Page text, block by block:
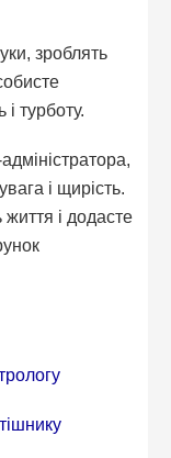
зроблять
турботу.
і щирість.
життя і додасте